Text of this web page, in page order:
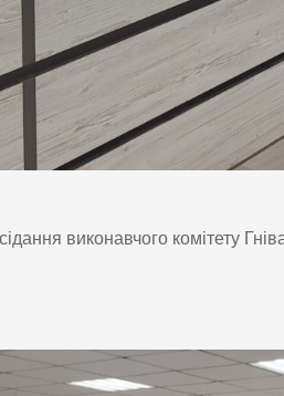
виконавчого комітету